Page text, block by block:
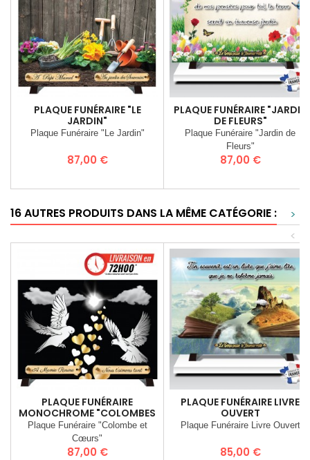
PLAQUE FUNÉRAIRE "LE
JARDIN"
Plaque Funéraire "Le Jardin"
Prix
87,00 €
PLAQUE FUNÉRAIRE "JARDIN
DE FLEURS"
Plaque Funéraire "Jardin de
Fleurs"
Prix
87,00 €
16 AUTRES PRODUITS DANS LA MÊME CATÉGORIE :
>
<
PLAQUE FUNÉRAIRE
MONOCHROME "COLOMBES
ET CŒURS"
Plaque Funéraire "Colombe et
Cœurs"
Prix
87,00 €
PLAQUE FUNÉRAIRE LIVRE
OUVERT
Plaque Funéraire Livre Ouvert
Prix
85,00 €